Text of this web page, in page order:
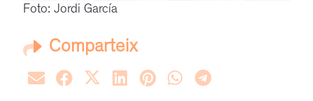
Foto: Jordi García
Comparteix